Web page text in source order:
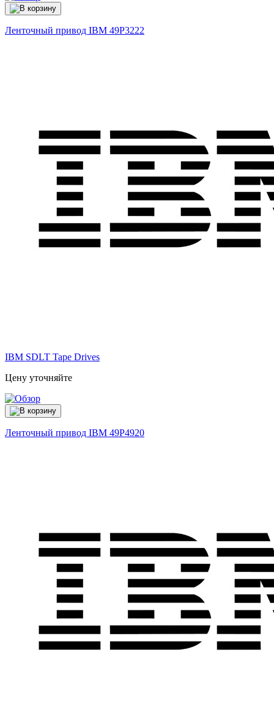
Ленточный привод IBM 49P3222
IBM SDLT Tape Drives
Цену уточняйте
Ленточный привод IBM 49P4920